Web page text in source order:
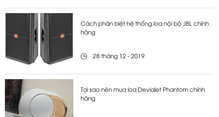
Cách phân biệt hệ thống loa nội bộ JBL chính
hãng
28 tháng 12 - 2019
Tại sao nên mua loa Devialet Phantom chính
hãng